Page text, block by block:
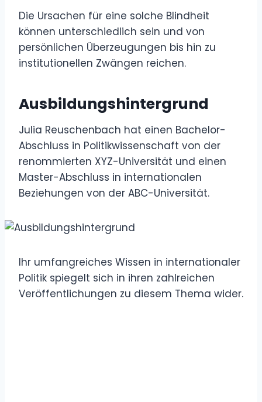
Die Ursachen für eine solche Blindheit
können unterschiedlich sein und von
persönlichen Überzeugungen bis hin zu
institutionellen Zwängen reichen.
Ausbildungshintergrund
Julia Reuschenbach hat einen Bachelor-
Abschluss in Politikwissenschaft von der
renommierten XYZ-Universität und einen
Master-Abschluss in internationalen
Beziehungen von der ABC-Universität.
Ihr umfangreiches Wissen in internationaler
Politik spiegelt sich in ihren zahlreichen
Veröffentlichungen zu diesem Thema wider.